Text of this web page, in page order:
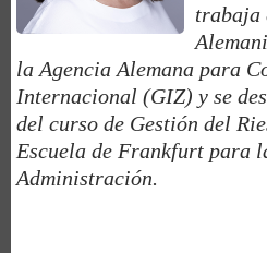
trabaja
la Agencia Alemana para
Internacional (GIZ) y se
del curso de Gestión del
Escuela de Frankfurt para
Administración.